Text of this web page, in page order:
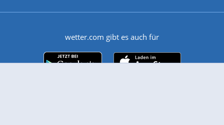
wetter.com gibt es auch für